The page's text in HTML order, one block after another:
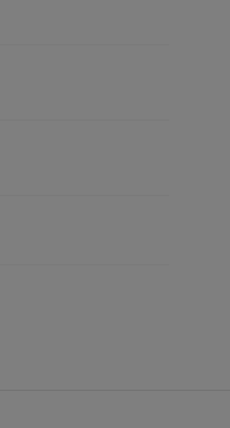
voor Aantal
voor Aantal USB-poorten
Geschikt voor HDR